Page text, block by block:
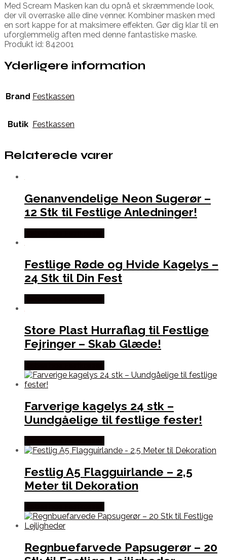
Med Scream Masken kan du opnå et skræmmende look,
der vil overraske alle dine venner. Kombiner masken med
en sort kappe for at maksimere effekten. Gør dig klar til en
uforglemmelig aften med denne fantastiske maske.
Produkt id: 842001
Yderligere information
Brand Festkassen
Butik Festkassen
Relaterede varer
Genanvendelige Neon Sugerør –
12 Stk til Festlige Anledninger!
Festlige Røde og Hvide Kagelys –
24 Stk til Din Fest
Store Plast Hurraflag til Festlige
Fejringer – Skab Glæde!
Farverige kagelys 24 stk –
Uundgåelige til festlige fester!
Festlig A5 Flagguirlande – 2,5
Meter til Dekoration
Regnbuefarvede Papsugerør – 20